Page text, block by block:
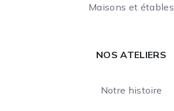
Maisons et étables
NOS ATELIERS
Notre histoire